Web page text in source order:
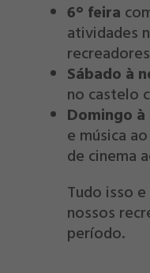
6° feira
atividades
recreadores
Sábado à
no castelo
Domingo
e música
de cinema
Tudo isso
nossos
período.